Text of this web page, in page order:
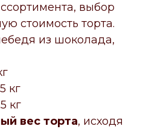
выбор
стоимость торта.
из шоколада,
кг
кг
вес торта, исходя